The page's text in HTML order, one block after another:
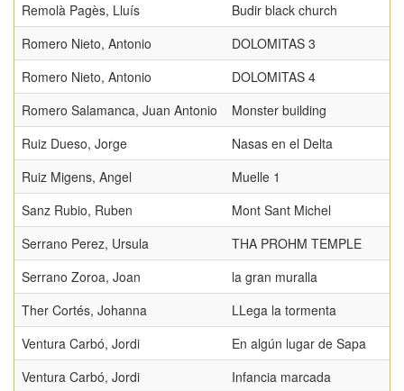
Remolà Pagès, Lluís
Budir black church
Romero Nieto, Antonio
DOLOMITAS 3
Romero Nieto, Antonio
DOLOMITAS 4
Romero Salamanca, Juan Antonio
Monster building
Ruiz Dueso, Jorge
Nasas en el Delta
Ruiz Migens, Angel
Muelle 1
Sanz Rubio, Ruben
Mont Sant Michel
Serrano Perez, Ursula
THA PROHM TEMPLE
Serrano Zoroa, Joan
la gran muralla
Ther Cortés, Johanna
LLega la tormenta
Ventura Carbó, Jordi
En algún lugar de Sapa
Ventura Carbó, Jordi
Infancia marcada